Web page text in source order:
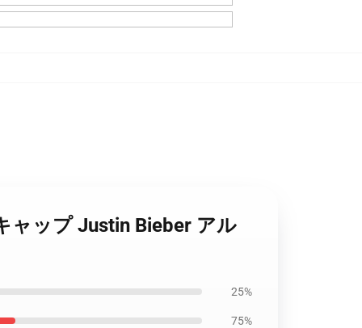
ャップ Justin Bieber アル
25%
75%